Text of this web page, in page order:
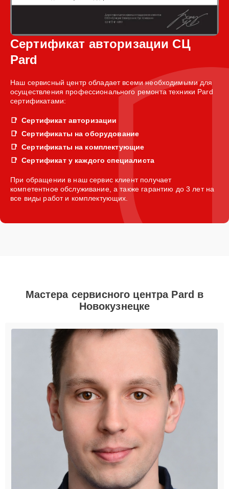
Сертификат авторизации СЦ
Pard
Наш сервисный центр обладает всеми необходимыми для
осуществления профессионального ремонта техники Pard
сертификатами:
Сертификат авторизации
Сертификаты на оборудование
Сертификаты на комплектующие
Сертификат у каждого специалиста
При обращении в наш сервис клиент получает
компетентное обслуживание, а также гарантию до 3 лет на
все виды работ и комплектующих.
Мастера сервисного центра Pard в
Новокузнецке